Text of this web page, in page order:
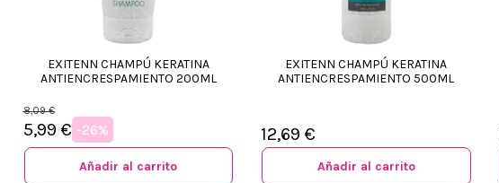
EXITENN CHAMPÚ KERATINA
ANTIENCRESPAMIENTO 200ML
8,09 €
5,99 € -26%
Añadir al carrito
EXITENN CHAMPÚ KERATINA
ANTIENCRESPAMIENTO 500ML
12,69 €
Añadir al carrito